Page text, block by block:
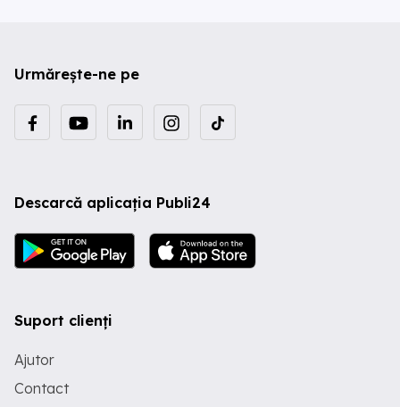
Urmărește-ne pe
Descarcă aplicația Publi24
Suport clienți
Ajutor
Contact